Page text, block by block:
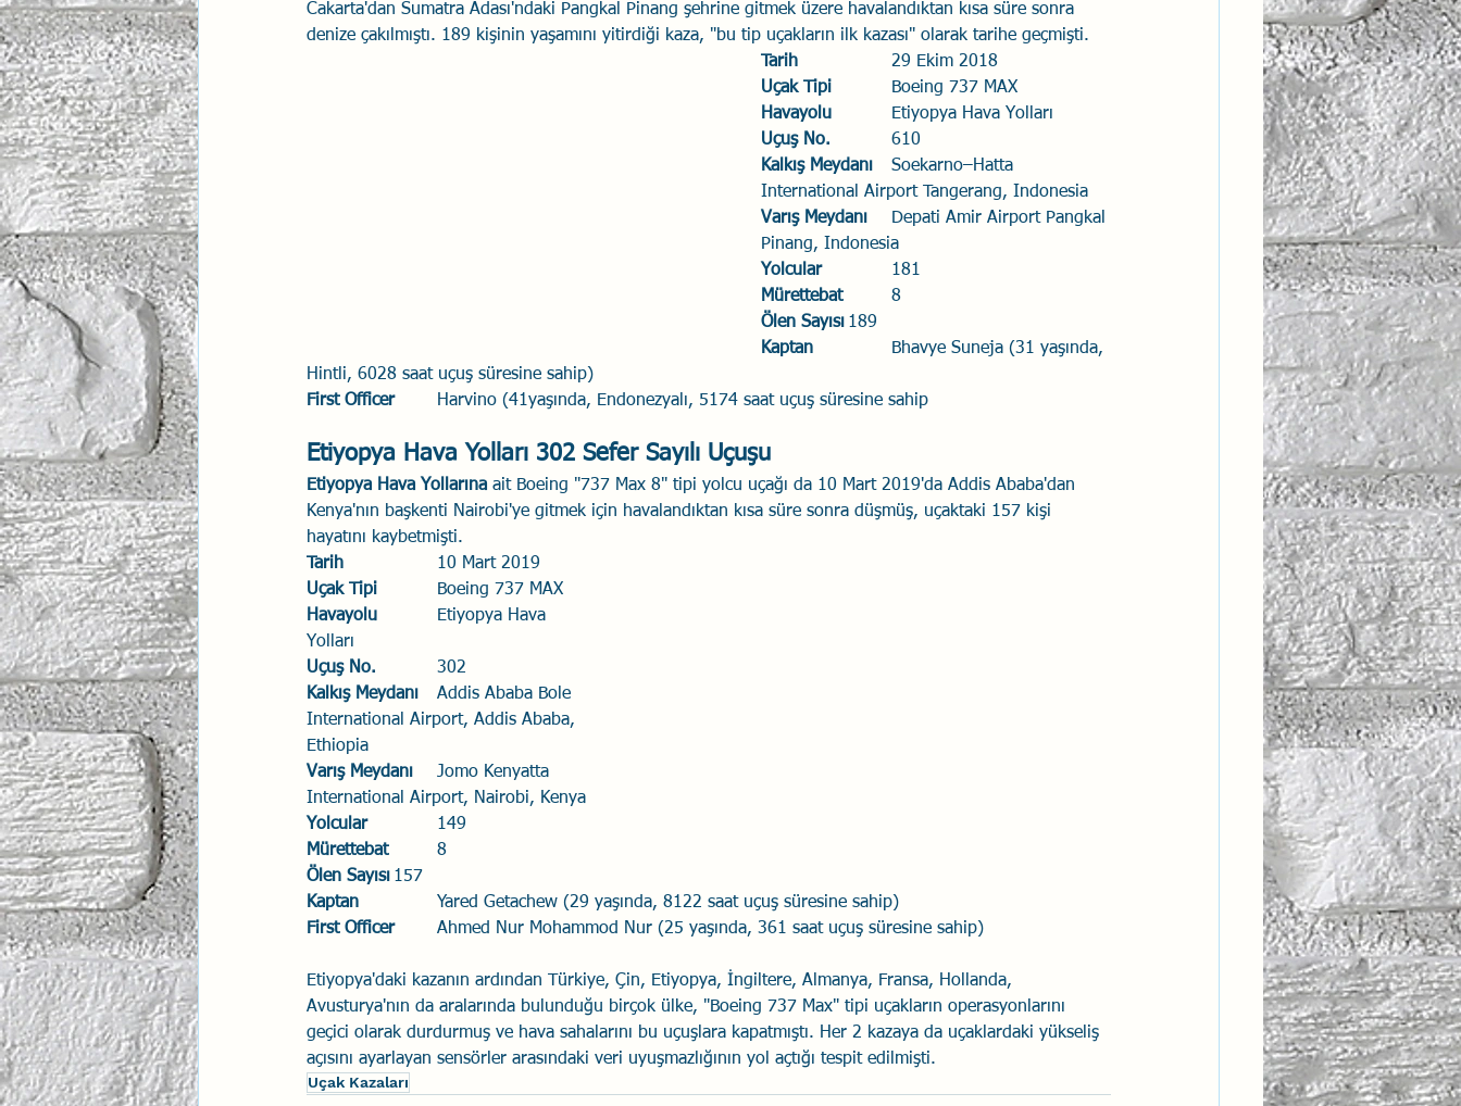
Duygusal Zekâ Stres Liderlik
Cakarta'dan Sumatra Adası'ndaki Pangkal Pinang şehrine gitmek üzere havalandıktan kısa süre sonra
denize çakılmıştı. 189 kişinin yaşamını yitirdiği kaza, "bu tip uçakların ilk kazası" olarak tarihe geçmişti.
Tarih
			29 Ekim 2018
Uçak Tipi
		Boeing 737 MAX
Havayolu
		Etiyopya Hava Yolları
Uçuş No.
		610
Kalkış Meydanı
International Airport Tangerang, Indonesia
Varış Meydanı
Pinang, Indonesia
Yolcular
		181
Mürettebat
		8
Ölen Sayısı
	189
Kaptan
Hintli, 6028 saat uçuş süresine sahip)
First Officer
	Harvino (41yaşında, Endonezyalı, 5174 saat uçuş süresine sahip
Etiyopya Hava Yolları 302 Sefer Sayılı Uçuşu
Etiyopya Hava Yollarına ait Boeing "737 Max 8" tipi yolcu uçağı da 10 Mart 2019'da Addis Ababa'dan
Kenya'nın başkenti Nairobi'ye gitmek için havalandıktan kısa süre sonra düşmüş, uçaktaki 157 kişi
hayatını kaybetmişti.
Tarih
			10 Mart 2019
Uçak Tipi
		Boeing 737 MAX
Havayolu
Yolları
Uçuş No.
		302
Kalkış Meydanı
International Airport, Addis Ababa,
Ethiopia
Varış Meydanı
International Airport, Nairobi, Kenya
Yolcular
		149
Mürettebat
		8
Ölen Sayısı
	157
Kaptan
		Yared Getachew (29 yaşında, 8122 saat uçuş süresine sahip)
First Officer
	Ahmed Nur Mohammod Nur (25 yaşında, 361 saat uçuş süresine sahip)
Etiyopya'daki kazanın ardından Türkiye, Çin, Etiyopya, İngiltere, Almanya, Fransa, Hollanda,
Avusturya'nın da aralarında bulunduğu birçok ülke, "Boeing 737 Max" tipi uçakların operasyonlarını
geçici olarak durdurmuş ve hava sahalarını bu uçuşlara kapatmıştı. Her 2 kazaya da uçaklardaki yükseliş
açısını ayarlayan sensörler arasındaki veri uyuşmazlığının yol açtığı tespit edilmişti.
Uçak Kazaları